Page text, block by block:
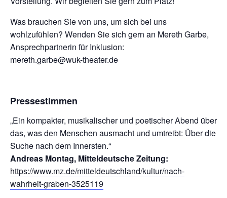
Was brauchen Sie von uns, um sich bei uns
wohlzufühlen? Wenden Sie sich gern an Mereth Garbe,
Ansprechpartnerin für Inklusion:
mereth.garbe@wuk-theater.de
Pressestimmen
„Ein kompakter, musikalischer und poetischer Abend über
das, was den Menschen ausmacht und umtreibt: Über die
Suche nach dem Innersten.“
Andreas Montag, Mitteldeutsche Zeitung:
https://www.mz.de/mitteldeutschland/kultur/nach-
wahrheit-graben-3525119